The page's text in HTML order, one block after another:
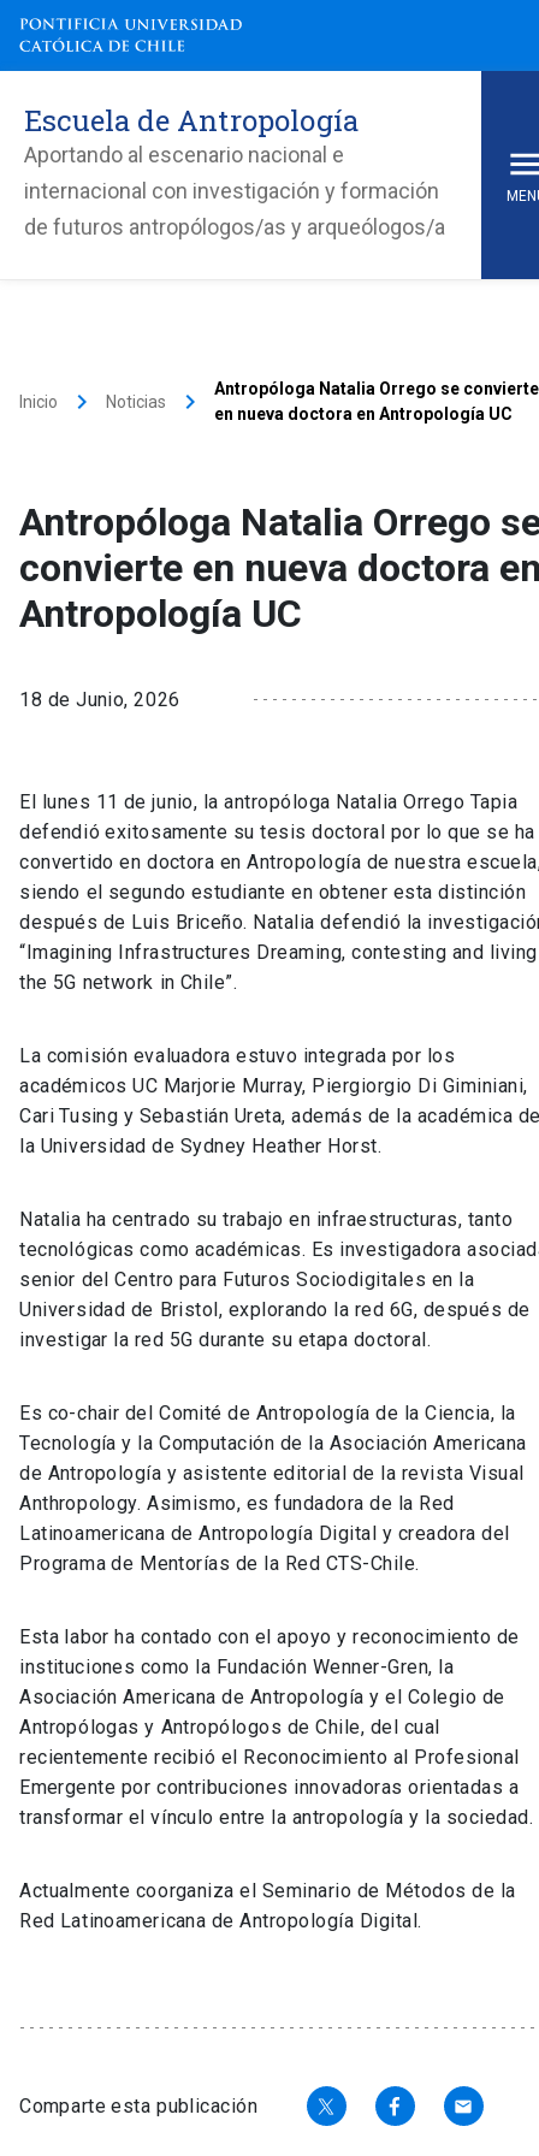
Escuela de Antropología
Aportando al escenario nacional e
internacional con investigación y formación
de futuros antropólogos/as y arqueólogos/a
Inicio keyboard_arrow_right Noticias keyboard_arrow_right
Antropóloga Natalia Orrego se convierte
en nueva doctora en Antropología UC
Antropóloga Natalia Orrego
convierte en nueva doctora
Antropología UC
18 de Junio, 2026
El lunes 11 de junio, la antropóloga Natalia Orrego Tapia
defendió exitosamente su tesis doctoral por lo que se ha
convertido en doctora en Antropología de nuestra
siendo el segundo estudiante en obtener esta distinción
después de Luis Briceño. Natalia defendió la
“Imagining Infrastructures Dreaming, contesting and living
the 5G network in Chile”.
La comisión evaluadora estuvo integrada por los
académicos UC Marjorie Murray, Piergiorgio Di Giminiani,
Cari Tusing y Sebastián Ureta, además de la académica
la Universidad de Sydney Heather Horst.
Natalia ha centrado su trabajo en infraestructuras, tanto
tecnológicas como académicas. Es investigadora
senior del Centro para Futuros Sociodigitales en la
Universidad de Bristol, explorando la red 6G, después de
investigar la red 5G durante su etapa doctoral.
Es co-chair del Comité de Antropología de la Ciencia, la
Tecnología y la Computación de la Asociación Americana
de Antropología y asistente editorial de la revista Visual
Anthropology. Asimismo, es fundadora de la Red
Latinoamericana de Antropología Digital y creadora del
Programa de Mentorías de la Red CTS-Chile.
Esta labor ha contado con el apoyo y reconocimiento de
instituciones como la Fundación Wenner-Gren, la
Asociación Americana de Antropología y el Colegio de
Antropólogas y Antropólogos de Chile, del cual
recientemente recibió el Reconocimiento al Profesional
Emergente por contribuciones innovadoras orientadas a
transformar el vínculo entre la antropología y la sociedad.
Actualmente coorganiza el Seminario de Métodos de la
Red Latinoamericana de Antropología Digital.
Comparte esta publicación email